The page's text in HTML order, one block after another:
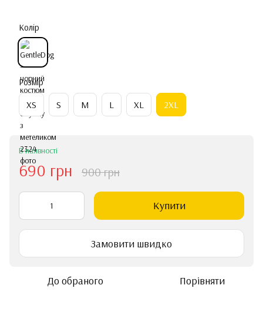
Колір
Розмір
ХS S M L XL 2XL
В наявності
690 грн 900 грн
Купити
Замовити швидко
До обраного Порівняти